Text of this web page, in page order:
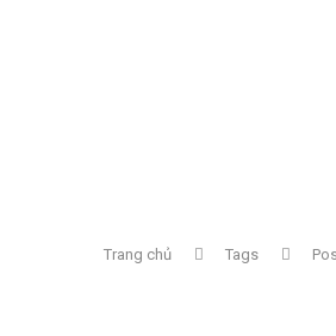
Trang chủ Tags